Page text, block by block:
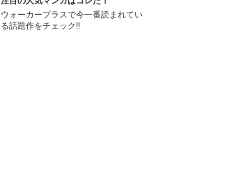
ウォーカープラスで今一番読まれてい
る話題作をチェック!!